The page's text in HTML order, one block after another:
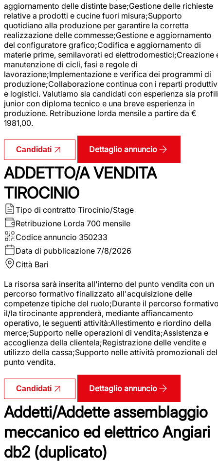
aggiornamento delle distinte base;Gestione delle richieste
relative a prodotti e cucine fuori misura;Supporto
quotidiano alla produzione per garantire la corretta
realizzazione delle commesse;Gestione e aggiornamento
del configuratore grafico;Codifica e aggiornamento di
materie prime, semilavorati ed elettrodomestici;Creazione
manutenzione di cicli, fasi e regole di
lavorazione;Implementazione e verifica dei programmi di
produzione;Collaborazione continua con i reparti
e logistici. Valutiamo sia candidati con esperienza sia
junior con diploma tecnico e una breve esperienza in
produzione. Retribuzione lorda mensile a partire da €
1981,00.
Candidati Dettaglio annuncio
ADDETTO/A VENDITA
TIROCINIO
Tipo di contratto Tirocinio/Stage
Retribuzione Lorda 700 mensile
Codice annuncio 350233
Data di pubblicazione 7/8/2026
Città Bari
La risorsa sarà inserita all'interno del punto vendita con un
percorso formativo finalizzato all'acquisizione delle
competenze tipiche del ruolo;Durante il percorso
il/la tirocinante apprenderà, mediante affiancamento
operativo, le seguenti attività:Allestimento e riordino della
merce;Supporto nelle operazioni di vendita;Assistenza e
accoglienza della clientela;Registrazione delle vendite e
utilizzo della cassa;Supporto nelle attività promozionali del
punto vendita.
Candidati Dettaglio annuncio
Addetti/Addette assemblaggio
meccanico ed elettrico Angiari
db2 (duplicato)